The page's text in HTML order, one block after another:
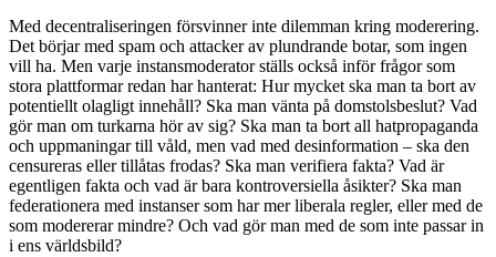
Med decentraliseringen försvinner inte dilemman kring moderering.
Det börjar med spam och attacker av plundrande botar, som ingen
vill ha. Men varje instansmoderator ställs också inför frågor som
stora plattformar redan har hanterat: Hur mycket ska man ta bort av
potentiellt olagligt innehåll? Ska man vänta på domstolsbeslut? Vad
gör man om turkarna hör av sig? Ska man ta bort all hatpropaganda
och uppmaningar till våld, men vad med desinformation – ska den
censureras eller tillåtas frodas? Ska man verifiera fakta? Vad är
egentligen fakta och vad är bara kontroversiella åsikter? Ska man
federationera med instanser som har mer liberala regler, eller med de
som modererar mindre? Och vad gör man med de som inte passar in
i ens världsbild?